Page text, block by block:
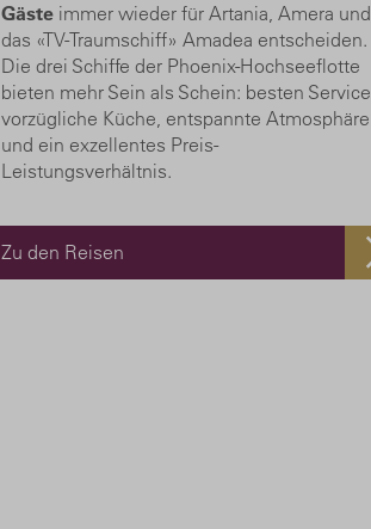
Gäste immer wieder für Artania, Amera und
das «TV-Traumschiff» Amadea entscheiden.
Die drei Schiffe der Phoenix-Hochseeflotte
bieten mehr Sein als Schein: besten Service,
vorzügliche Küche, entspannte Atmosphäre
und ein exzellentes Preis-
Leistungsverhältnis.
Zu den Reisen